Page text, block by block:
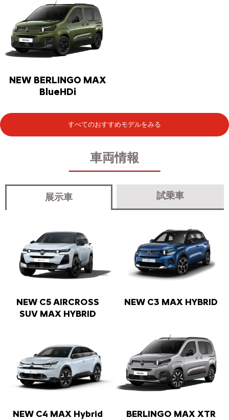
NEW BERLINGO MAX
BlueHDi
すべてのおすすめモデルをみる
車両情報
展示車 試乗車
NEW C5 AIRCROSS
SUV MAX HYBRID
NEW C3 MAX HYBRID
NEW C4 MAX Hybrid BERLINGO MAX XTR